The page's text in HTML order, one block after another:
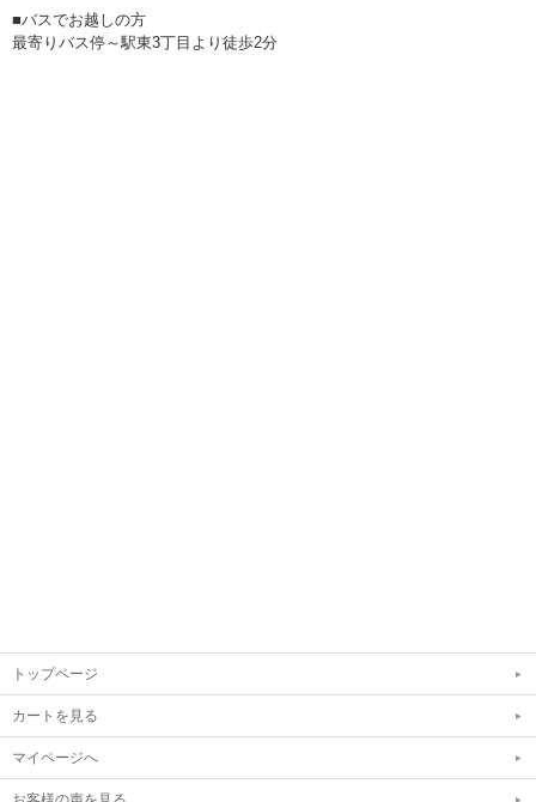
■バスでお越しの方
最寄りバス停～駅東3丁目より徒歩2分
トップページ
カートを見る
マイページへ